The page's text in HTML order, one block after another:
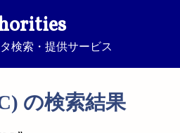
検索・提供サービス
の検索結果